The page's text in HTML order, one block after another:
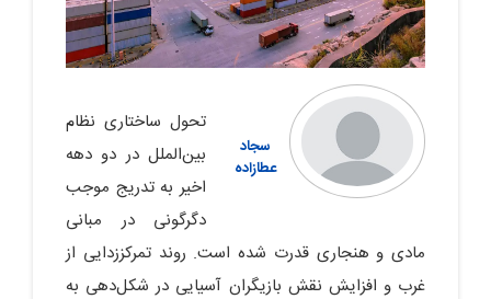
سجاد
عطازاده
تحول ساختاری نظام
بین‌الملل در دو دهه
اخیر به تدریج موجب
دگرگونی در مبانی
مادی و هنجاری قدرت شده است. روند تمرکززدایی از
غرب و افزایش نقش بازیگران آسیایی در شکل‌دهی به